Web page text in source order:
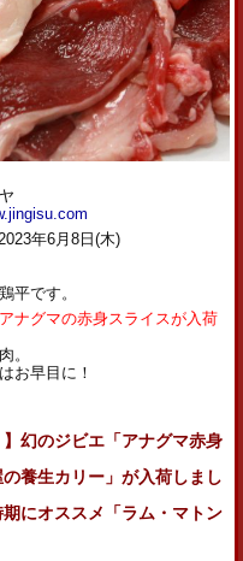
年6月8日(木)
平です。
アナグマの赤身スライスが入荷
。
お早目に！
幻のジビエ「アナグマ赤身
の養生カリー」が入荷しまし
にオススメ「ラム・マトン